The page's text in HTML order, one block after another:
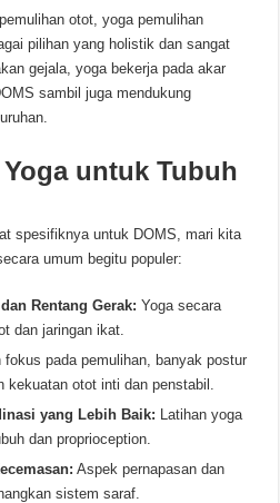
otot, yoga pemulihan
pilihan yang holistik dan sangat
gejala, yoga bekerja pada akar
sambil juga mendukung
untuk Tubuh
spesifiknya untuk DOMS, mari kita
umum begitu populer:
Rentang Gerak: Yoga secara
dan jaringan ikat.
fokus pada pemulihan, banyak postur
kekuatan otot inti dan penstabil.
yang Lebih Baik: Latihan yoga
dan proprioception.
Aspek pernapasan dan
sistem saraf.